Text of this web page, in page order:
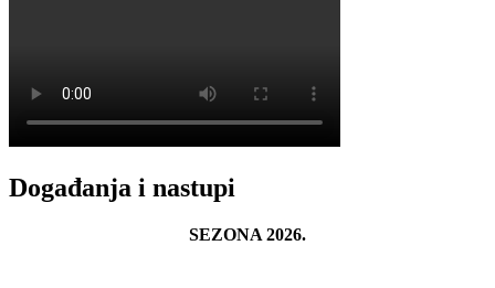
Događanja i nastupi
SEZONA 2026.